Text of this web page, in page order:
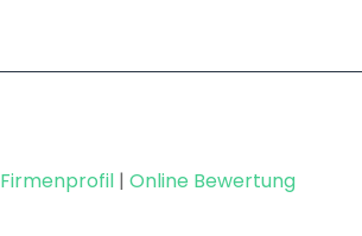
Firmenprofil | Online Bewertung